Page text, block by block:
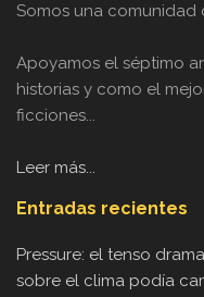
Somos una comunidad
Apoyamos el séptimo
historias y como el
ficciones...
Leer más...
Entradas recientes
Pressure: el tenso
sobre el clima podía